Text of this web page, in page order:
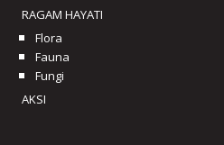
RAGAM HAYATI
Flora
Fauna
Fungi
AKSI